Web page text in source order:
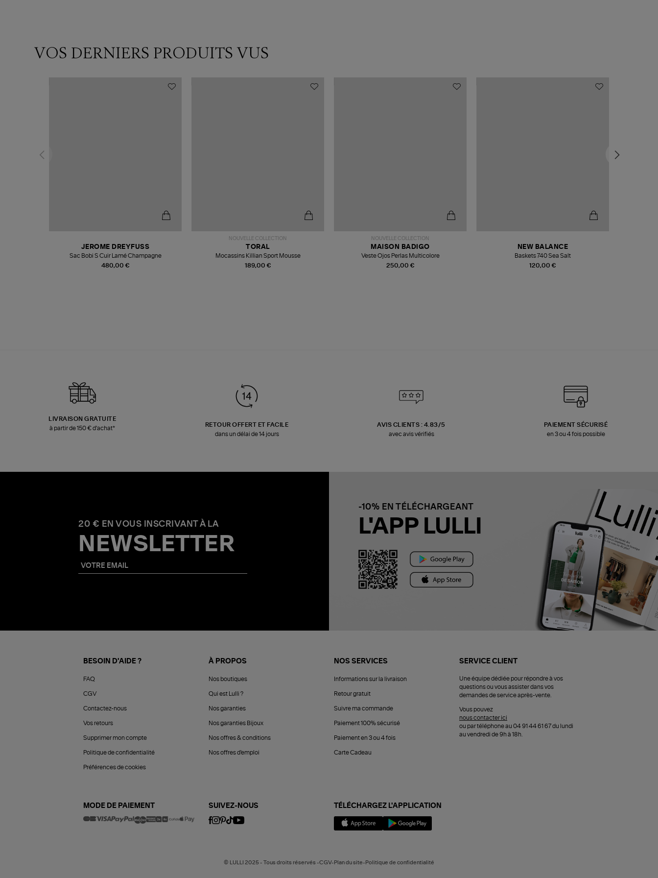
VOS DERNIERS PRODUITS VUS
480,00 €
JEROME DREYFUSS
Sac Bobi S Cuir Lamé Champagne
NOUVELLE COLLECTION
189,00 €
TORAL
Mocassins Killian Sport Mousse
NOUVELLE COLLECTION
250,00 €
MAISON BADIGO
Veste Ojos Perlas Multicolore
120,00 €
NEW BALANCE
Baskets 740 Sea Salt
LIVRAISON GRATUITE
à partir de 150 € d'achat*
RETOUR OFFERT ET FACILE
dans un délai de 14 jours
AVIS CLIENTS : 4.83/5
avec avis vérifiés
PAIEMENT SÉCURISÉ
en 3 ou 4 fois possible
20 € EN VOUS INSCRIVANT À LA
NEWSLETTER
-10% EN TÉLÉCHARGEANT
L'APP LULLI
BESOIN D'AIDE ?
FAQ
CGV
Contactez-nous
Vos retours
Supprimer mon compte
Politique de confidentialité
Préférences de cookies
À PROPOS
Nos boutiques
Qui est Lulli ?
Nos garanties
Nos garanties Bijoux
Nos offres & conditions
Nos offres d'emploi
NOS SERVICES
Informations sur la livraison
Retour gratuit
Suivre ma commande
Paiement 100% sécurisé
Paiement en 3 ou 4 fois
Carte Cadeau
SERVICE CLIENT
Une équipe dédiée pour répondre à vos
questions ou vous assister dans vos
demandes de service après-vente.
Vous pouvez
nous contacter ici
ou par téléphone au 04 91 44 61 67 du lundi
au vendredi de 9h à 18h.
MODE DE PAIEMENT SUIVEZ-NOUS TÉLÉCHARGEZ L'APPLICATION
© LULLI 2025 - Tous droits réservés -CGV-Plan du site-Politique de confidentialité